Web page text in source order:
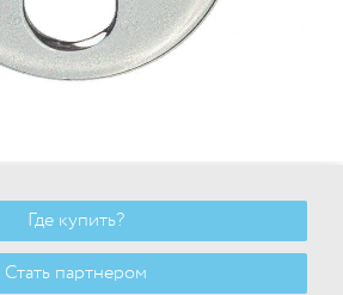
Где купить?
Стать партнером